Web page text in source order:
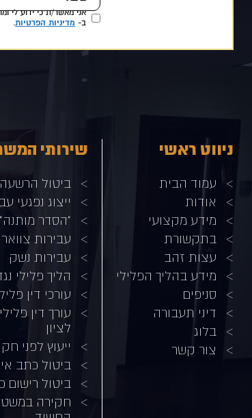
ב- מדיניות הפרטיות.
ניווט ראשי
עמוד הבית
אודות
מידע מקצועי
בתקשורת
עצות זהב
מידע בהליך הפלילי
סניפים
דיני תעבורה
בלוג
צור קשר
שירותי
ביטול הרשעה
ייצוג נפגעי
"הסדר מותנה"
עבירות
עבירות נשק
הליך פלילי
עורכי דין
עורך דין
לציון
ייעוץ לפני
ביטול כתב
ביטול רישום
חקירה